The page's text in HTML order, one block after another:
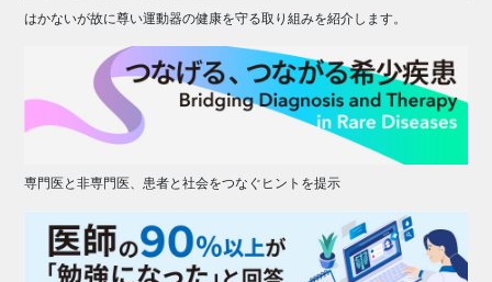
はかないが故に尊い運動器の健康を守る取り組みを紹介します。
専門医と非専門医、患者と社会をつなぐヒントを提示